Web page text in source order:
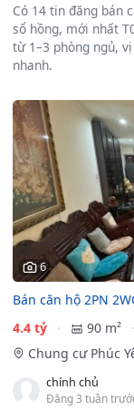
Có 14 tin đăng bán
sổ hồng, mới nhất
từ 1–3 phòng ngủ,
nhanh.
6
Bán căn hộ 2PN
4.4 tỷ
90 m²
Chung cư Phúc
chính chủ
Đăng 3 tuần